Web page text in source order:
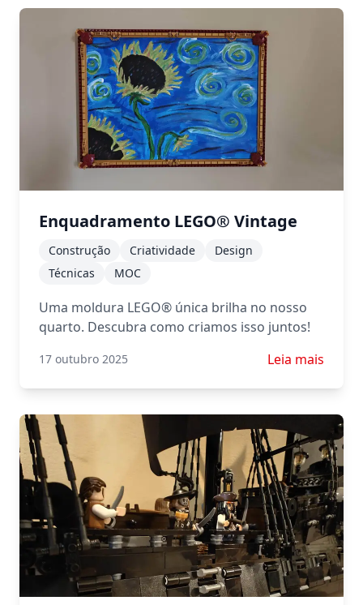
Enquadramento LEGO® Vintage
Construção Criatividade
Design
Técnicas
MOC
Uma moldura LEGO® única brilha no nosso
quarto. Descubra como criamos isso juntos!
17 outubro 2025 Saiba mais
Leia mais